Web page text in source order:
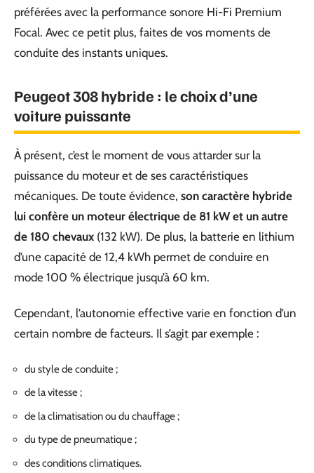
préférées avec la performance sonore Hi-Fi Premium
Focal. Avec ce petit plus, faites de vos moments de
conduite des instants uniques.
Peugeot 308 hybride : le choix d’une
voiture puissante
À présent, c’est le moment de vous attarder sur la
puissance du moteur et de ses caractéristiques
mécaniques. De toute évidence, son caractère hybride
lui confère un moteur électrique de 81 kW et un autre
de 180 chevaux (132 kW). De plus, la batterie en lithium
d’une capacité de 12,4 kWh permet de conduire en
mode 100 % électrique jusqu’à 60 km.
Cependant, l’autonomie effective varie en fonction d’un
certain nombre de facteurs. Il s’agit par exemple :
du style de conduite ;
de la vitesse ;
de la climatisation ou du chauffage ;
du type de pneumatique ;
des conditions climatiques.